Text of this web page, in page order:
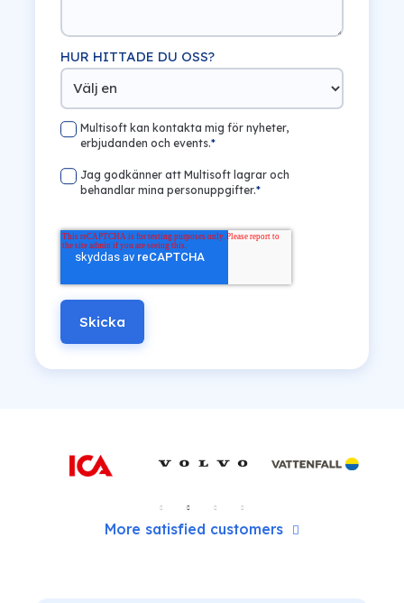
HUR HITTADE DU OSS?
Multisoft kan kontakta mig för nyheter,
erbjudanden och events.*
Jag godkänner att Multisoft lagrar och
behandlar mina personuppgifter.*
More satisfied customers